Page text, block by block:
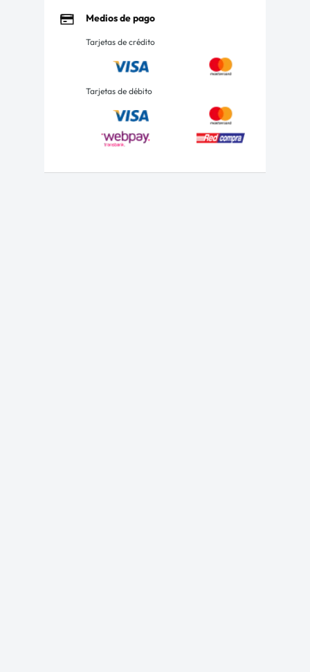
Medios de pago
Tarjetas de crédito
Tarjetas de débito